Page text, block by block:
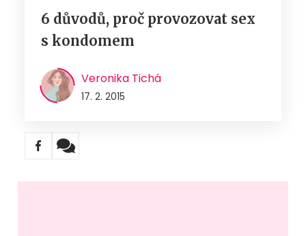
6 důvodů, proč provozovat sex
s kondomem
Veronika Tichá
17. 2. 2015